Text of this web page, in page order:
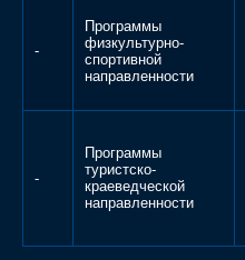
-
Программы
физкультурно-
спортивной
направленности
-
Программы
туристско-
краеведческой
направленности